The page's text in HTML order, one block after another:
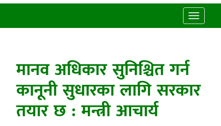
Toggle
मानव अधिकार सुनिश्चित गर्न
कानूनी सुधारका लागि सरकार
तयार छ : मन्त्री आचार्य